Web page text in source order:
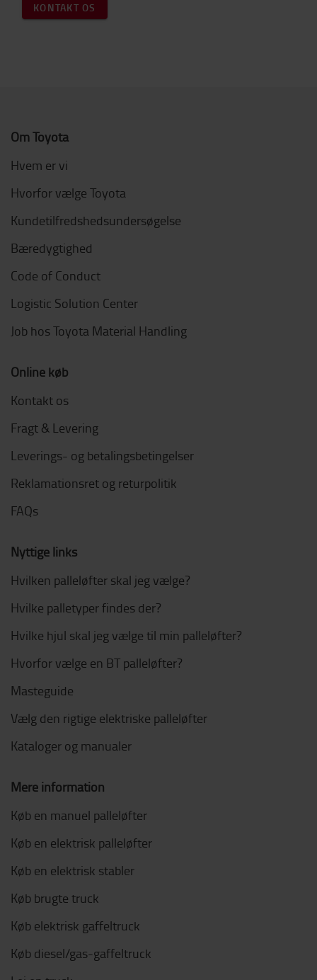
KONTAKT OS
Om Toyota
Hvem er vi
Hvorfor vælge Toyota
Kundetilfredshedsundersøgelse
Bæredygtighed
Code of Conduct
Logistic Solution Center
Job hos Toyota Material Handling
Online køb
Kontakt os
Fragt & Levering
Leverings- og betalingsbetingelser
Reklamationsret og returpolitik
FAQs
Nyttige links
Hvilken palleløfter skal jeg vælge?
Hvilke palletyper findes der?
Hvilke hjul skal jeg vælge til min palleløfter?
Hvorfor vælge en BT palleløfter?
Masteguide
Vælg den rigtige elektriske palleløfter
Kataloger og manualer
Mere information
Køb en manuel palleløfter
Køb en elektrisk palleløfter
Køb en elektrisk stabler
Køb brugte truck
Køb elektrisk gaffeltruck
Køb diesel/gas-gaffeltruck